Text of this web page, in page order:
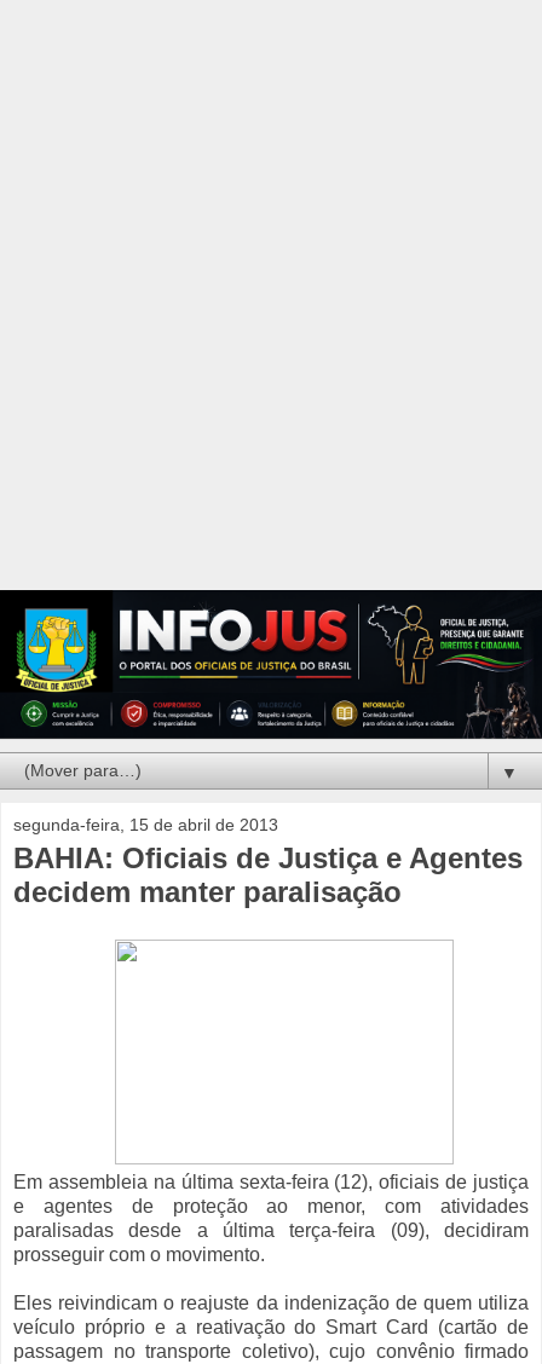
▼
segunda-feira, 15 de abril de 2013
BAHIA: Oficiais de Justiça e Agentes
decidem manter paralisação
Em assembleia na última sexta-feira (12), oficiais de justiça
e agentes de proteção ao menor, com atividades
paralisadas desde a última terça-feira (09), decidiram
prosseguir com o movimento.
Eles reivindicam o reajuste da indenização de quem utiliza
veículo próprio e a reativação do Smart Card (cartão de
passagem no transporte coletivo), cujo convênio firmado